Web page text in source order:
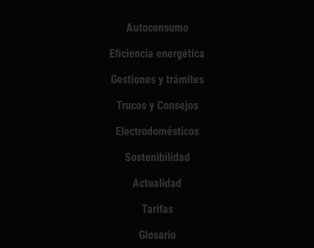
Autoconsumo
Eficiencia energética
Gestiones y trámites
Trucos y Consejos
Electrodomésticos
Sostenibilidad
Actualidad
Tarifas
Glosario